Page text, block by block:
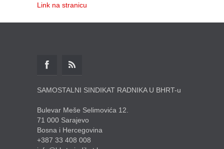
Link na stranicu
SAMOSTALNI SINDIKAT RADNIKA U BHRT-u
Bulevar Meše Selimovića 12.
71 000 Sarajevo
Bosna i Hercegovina
+387 33 408 008